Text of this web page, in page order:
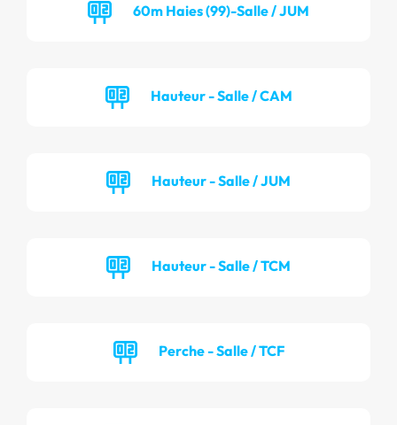
60m Haies (99)-Salle / JUM
Hauteur - Salle / CAM
Hauteur - Salle / JUM
Hauteur - Salle / TCM
Perche - Salle / TCF